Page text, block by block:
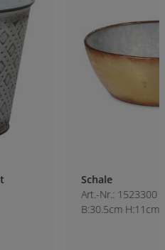
Schale
Art.-Nr.: 1523300
B:30.5cm H:11cm